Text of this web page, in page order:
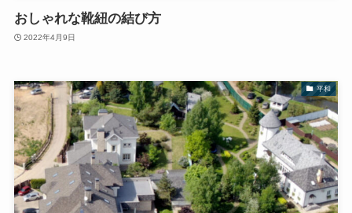
おしゃれな靴紐の結び方
2022年4月9日
平和